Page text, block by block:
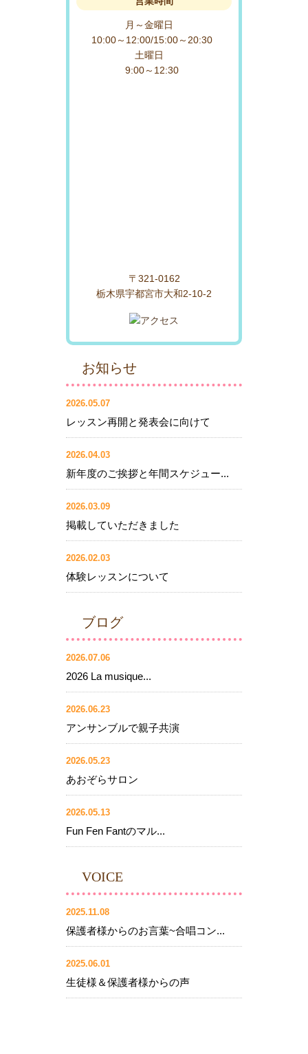
月～金曜日
10:00～12:00/15:00～20:30
土曜日
9:00～12:30
〒321-0162
栃木県宇都宮市大和2-10-2
お知らせ
2026.05.07
レッスン再開と発表会に向けて
2026.04.03
新年度のご挨拶と年間スケジュー...
2026.03.09
掲載していただきました
2026.02.03
体験レッスンについて
ブログ
2026.07.06
2026 La musique...
2026.06.23
アンサンブルで親子共演
2026.05.23
あおぞらサロン
2026.05.13
Fun Fen Fantのマル...
VOICE
2025.11.08
保護者様からのお言葉~合唱コン...
2025.06.01
生徒様＆保護者様からの声